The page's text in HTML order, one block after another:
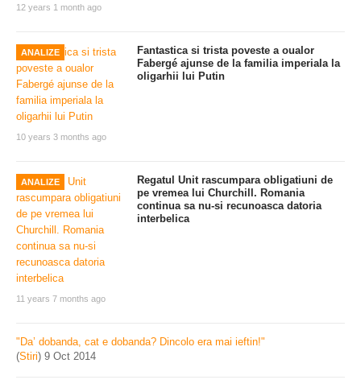
12 years 1 month ago
ANALIZE
10 years 3 months ago
Fantastica si trista poveste a oualor
Fabergé ajunse de la familia imperiala la
oligarhii lui Putin
ANALIZE
11 years 7 months ago
Regatul Unit rascumpara obligatiuni de
pe vremea lui Churchill. Romania
continua sa nu-si recunoasca datoria
interbelica
"Da’ dobanda, cat e dobanda? Dincolo era mai ieftin!"
(Stiri) 9 Oct 2014